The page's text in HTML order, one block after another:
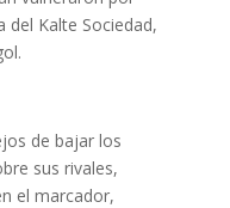
del Kalte Sociedad,
de bajar los
sus rivales,
el marcador,